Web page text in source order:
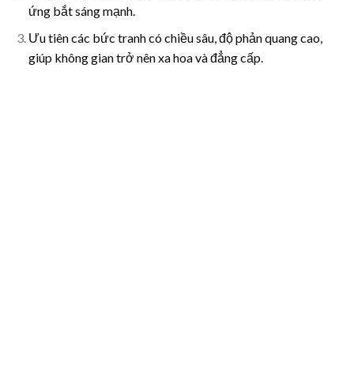
ứng bắt sáng mạnh.
Ưu tiên các bức tranh có chiều sâu, độ phản quang cao,
giúp không gian trở nên xa hoa và đẳng cấp.